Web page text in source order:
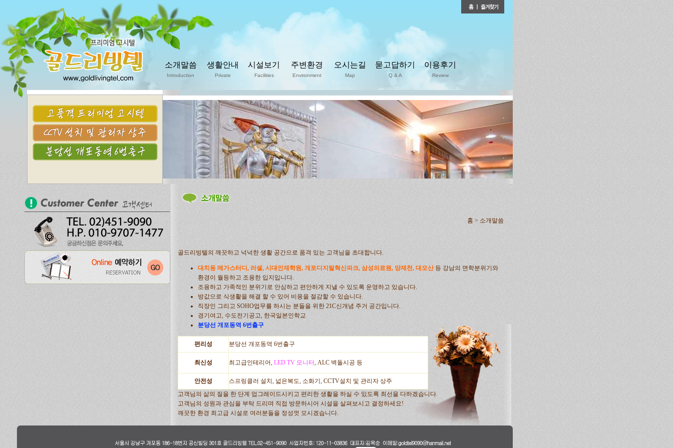
소개말씀
Introduction
생활안내
Private
시설보기
Facilities
주변환경
Environment
오시는길
Map
묻고답하기
Q & A
이용후기
Review
홈 > 소개말씀
골드리빙텔의 깨끗하고 넉넉한 생활 공간으로 품격 있는 고객님을 초대합니다.
대치동 메가스터디, 러셀, 시대인재학원, 개포디지털혁신파크, 삼성의료원, 양재천, 대모산 등 강남의 면학분위기와
환경이 월등하고 조용한 입지입니다.
조용하고 가족적인 분위기로 안심하고 편안하게 지낼 수 있도록 운영하고 있습니다.
방값으로 식생활을 해결 할 수 있어 비용을 절감할 수 있습니다.
직장인 그리고 SOHO업무를 하시는 분들을 위한 21C신개념 주거 공간입니다.
경기여고, 수도전기공고, 한국일본인학교
분당선 개포동역 6번출구
편리성 분당선 개포동역 6번출구
최신성 최고급인테리어, LED TV 모니터, ALC 벽돌시공 등
안전성
스프링클러 설치, 넓은복도, 소화기, CCTV설치 및 관리자 상주
고객님의 삶의 질을 한 단계 업그레이드시키고 편리한 생활을 하실 수 있도록 최선을 다하겠습니다.
고객님의 성원과 관심을 부탁 드리며 직접 방문하시어 시설을 살펴보시고 결정하세요!
깨끗한 환경 최고급 시설로 여러분들을 정성껏 모시겠습니다.